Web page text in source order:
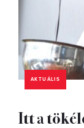
AKTUÁLIS
Itt a